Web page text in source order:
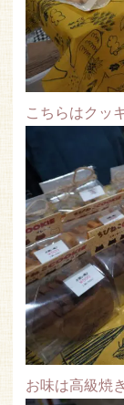
こちらはクッ
お味は高級焼